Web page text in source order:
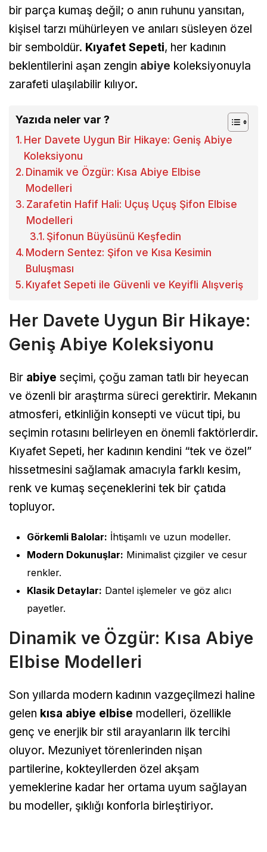
bir parça kumaş değil; o anın ruhunu yansıtan,
kişisel tarzı mühürleyen ve anıları süsleyen özel
bir semboldür. Kıyafet Sepeti, her kadının
beklentilerini aşan zengin abiye koleksiyonuyla
zarafeti ulaşılabilir kılıyor.
Yazıda neler var ?
Her Davete Uygun Bir Hikaye: Geniş Abiye
Koleksiyonu
Dinamik ve Özgür: Kısa Abiye Elbise
Modelleri
Zarafetin Hafif Hali: Uçuş Uçuş Şifon Elbise
Modelleri
Şifonun Büyüsünü Keşfedin
Modern Sentez: Şifon ve Kısa Kesimin
Buluşması
Kıyafet Sepeti ile Güvenli ve Keyifli Alışveriş
Her Davete Uygun Bir Hikaye:
Geniş Abiye Koleksiyonu
Bir abiye seçimi, çoğu zaman tatlı bir heyecan
ve özenli bir araştırma süreci gerektirir. Mekanın
atmosferi, etkinliğin konsepti ve vücut tipi, bu
seçimin rotasını belirleyen en önemli faktörlerdir.
Kıyafet Sepeti, her kadının kendini “tek ve özel”
hissetmesini sağlamak amacıyla farklı kesim,
renk ve kumaş seçeneklerini tek bir çatıda
topluyor.
Görkemli Balolar: İhtişamlı ve uzun modeller.
Modern Dokunuşlar: Minimalist çizgiler ve cesur
renkler.
Klasik Detaylar: Dantel işlemeler ve göz alıcı
payetler.
Dinamik ve Özgür: Kısa Abiye
Elbise Modelleri
Son yıllarda modern kadının vazgeçilmezi haline
gelen kısa abiye elbise modelleri, özellikle
genç ve enerjik bir stil arayanların ilk tercihi
oluyor. Mezuniyet törenlerinden nişan
partilerine, kokteyllerden özel akşam
yemeklerine kadar her ortama uyum sağlayan
bu modeller, şıklığı konforla birleştiriyor.